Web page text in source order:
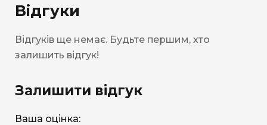
Відгуки
Відгуків ще немає. Будьте першим, хто
залишить відгук!
Залишити відгук
Ваша оцінка: